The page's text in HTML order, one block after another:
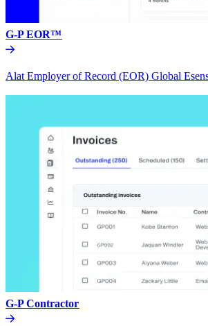
G-P EOR™​​
Alat Employer of Record (EOR) Global
G-P Contractor​​